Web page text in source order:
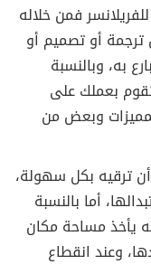
فمن خلاله
أو تصميم أو
به، وبالنسبة
بعملك على
وبعض من
ترقيه بكل سهولة،
أما بالنسبة
يأخذ مساحة مكان
وعند انقطاع